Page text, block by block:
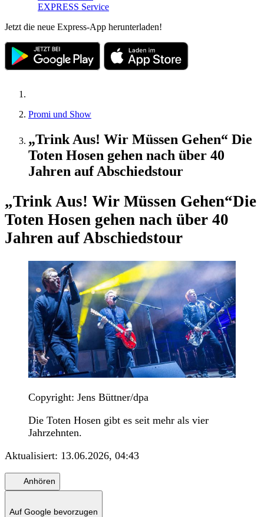
EXPRESS Service
Jetzt die neue Express-App herunterladen!
Promi und Show
„Trink Aus! Wir Müssen Gehen“ Die
Toten Hosen gehen nach über 40
Jahren auf Abschiedstour
„Trink Aus! Wir Müssen Gehen“Die
Toten Hosen gehen nach über 40
Jahren auf Abschiedstour
Copyright: Jens Büttner/dpa
Die Toten Hosen gibt es seit mehr als vier
Jahrzehnten.
Aktualisiert: 13.06.2026, 04:43
Anhören
Auf Google bevorzugen